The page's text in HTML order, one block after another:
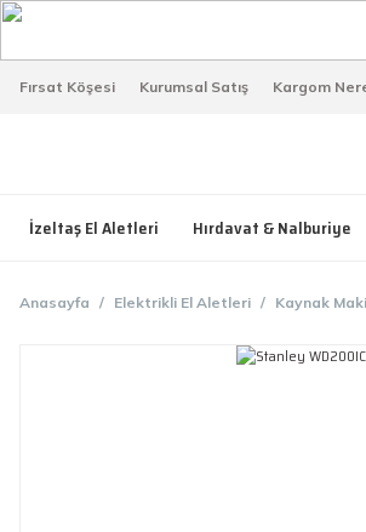
Fırsat Köşesi Kurumsal Satış Kargom
İzeltaş El Aletleri Hırdavat & Nalburiye
Anasayfa Elektrikli El Aletleri Kaynak